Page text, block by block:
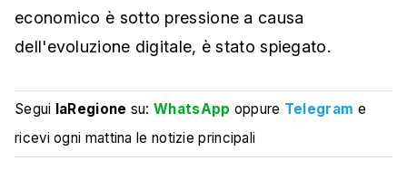
economico è sotto pressione a causa
dell'evoluzione digitale, è stato spiegato.
Segui laRegione su:WhatsApp oppure Telegram e
ricevi ogni mattina le notizie principali